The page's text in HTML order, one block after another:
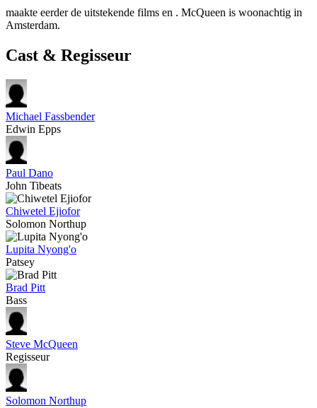
maakte eerder de uitstekende films en . McQueen is woonachtig in
Amsterdam.
Cast & Regisseur
Michael Fassbender
Edwin Epps
Paul Dano
John Tibeats
Chiwetel Ejiofor
Solomon Northup
Lupita Nyong'o
Patsey
Brad Pitt
Bass
Steve McQueen
Regisseur
Solomon Northup